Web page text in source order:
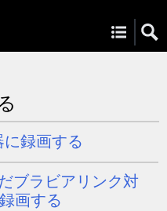
録画する
ブラビアリンク対
画する